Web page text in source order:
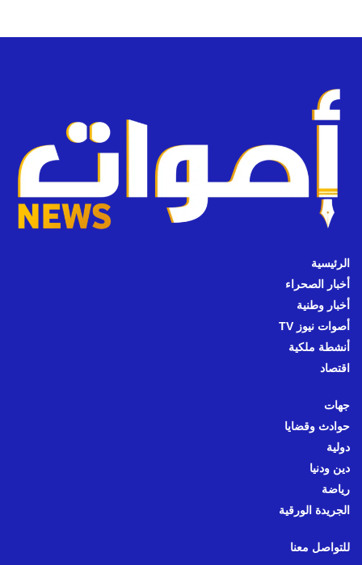
الرئيسية
أخبار الصحراء
أخبار وطنية
أصوات نيوز TV
أنشطة ملكية
اقتصاد
جهات
حوادث وقضايا
دولية
دين ودنيا
رياضة
الجريدة الورقية
للتواصل معنا